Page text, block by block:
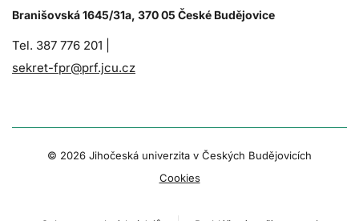
Branišovská 1645/31a, 370 05 České Budějovice
Tel. 387 776 201 |
sekret-fpr@prf.jcu.cz
© 2026 Jihočeská univerzita v Českých Budějovicích
Cookies